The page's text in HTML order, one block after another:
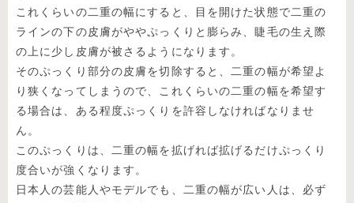
これくらいの二重の幅にすると、目を開けた状態で二重の
ラインの下の皮膚がややぷっくりと膨らみ、睫毛の生え際
の上に少し皮膚が被さるようになります。
そのぷっくり部分の皮膚を切除すると、二重の幅が希望よ
り狭くなってしまうので、これくらいの二重の幅を希望す
る場合は、ある程度ぷっくりを許容しなければなりませ
ん。
このぷっくりは、二重の幅を拡げれば拡げるだけぷっくり
度合いが強くなります。
日本人の芸能人やモデルでも、二重の幅が広い人は、必ず